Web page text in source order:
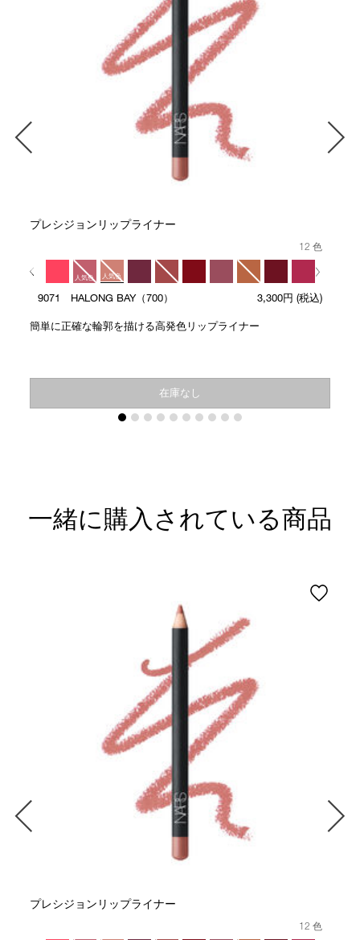
プレシジョンリップライナー
12 色
人気色 人気色
9071 HALONG BAY（700） 3,300円 (税込)
簡単に正確な輪郭を描ける高発色リップライナー
在庫なし
一緒に購入されている商品
プレシジョンリップライナー
12 色